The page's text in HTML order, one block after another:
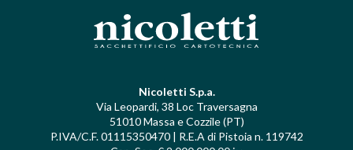
Nicoletti S.p.a.
Via Leopardi, 38 Loc Traversagna
51010 Massa e Cozzile (PT)
P.IVA/C.F. 01115350470 | R.E.A di Pistoia n. 119742